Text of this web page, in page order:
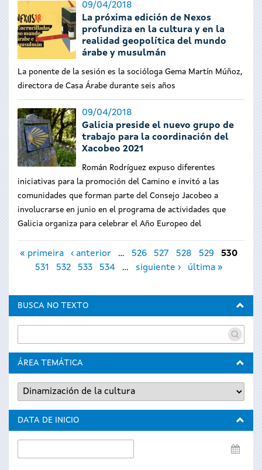
09/04/2018
La próxima edición de Nexos
profundiza en la cultura y en la
realidad geopolítica del mundo
árabe y musulmán
La ponente de la sesión es la socióloga Gema Martín Múñoz,
directora de Casa Árabe durante seis años
09/04/2018
Galicia preside el nuevo grupo de
trabajo para la coordinación del
Xacobeo 2021
Román Rodríguez expuso diferentes
iniciativas para la promoción del Camino e invitó a las
comunidades que forman parte del Consejo Jacobeo a
involucrarse en junio en el programa de actividades que
Galicia organiza para celebrar el Año Europeo del
Páginas
« primeira ‹ anterior … 526 527 528 529
530
531
532 533 534 … siguiente › última »
BUSCA NO TEXTO
ÁREA TEMÁTICA
DATA DE INICIO
de